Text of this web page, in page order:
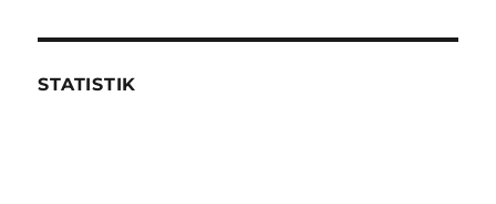
STATISTIK